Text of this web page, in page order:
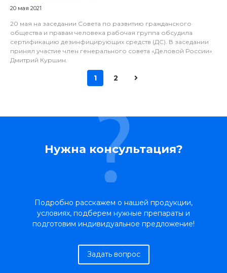
20 мая 2021
20 мая на заседании Совета по развитию гражданского
общества и правам человека рабочая группа обсудила
сертификацию дезинфицирующих средств (ДС). В заседании
принял участие член генерального совета «Деловой России»
Дмитрий Куршин.
1 2
Нужна консультация?
Подробно расскажем о нашей продукции,
условиях, подберем нужные препараты и
подготовим индивидуальное предложение!
Задать вопрос